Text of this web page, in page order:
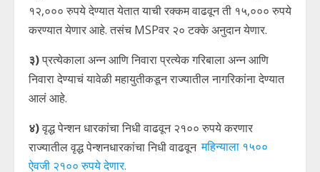
१२,००० रुपये देण्यात येतात याची रक्कम वाढवून ती १५,००० रुपये
करण्यात येणार आहे. तसंच MSPवर २० टक्के अनुदान येणार.
३)प्रत्येकाला अन्न आणि निवारा प्रत्येक गरिबाला अन्न आणि
निवारा देण्याचं यावेळी महायुतीकडून राज्यातील नागरिकांना देण्यात
आलं आहे.
४)वृद्ध पेन्शन धारकांचा निधी वाढवून २१०० रुपये करणार
राज्यातील वृद्ध पेन्शनधारकांचा निधी वाढवून महिन्याला १५००
ऐवजी २१०० रुपये देणार.